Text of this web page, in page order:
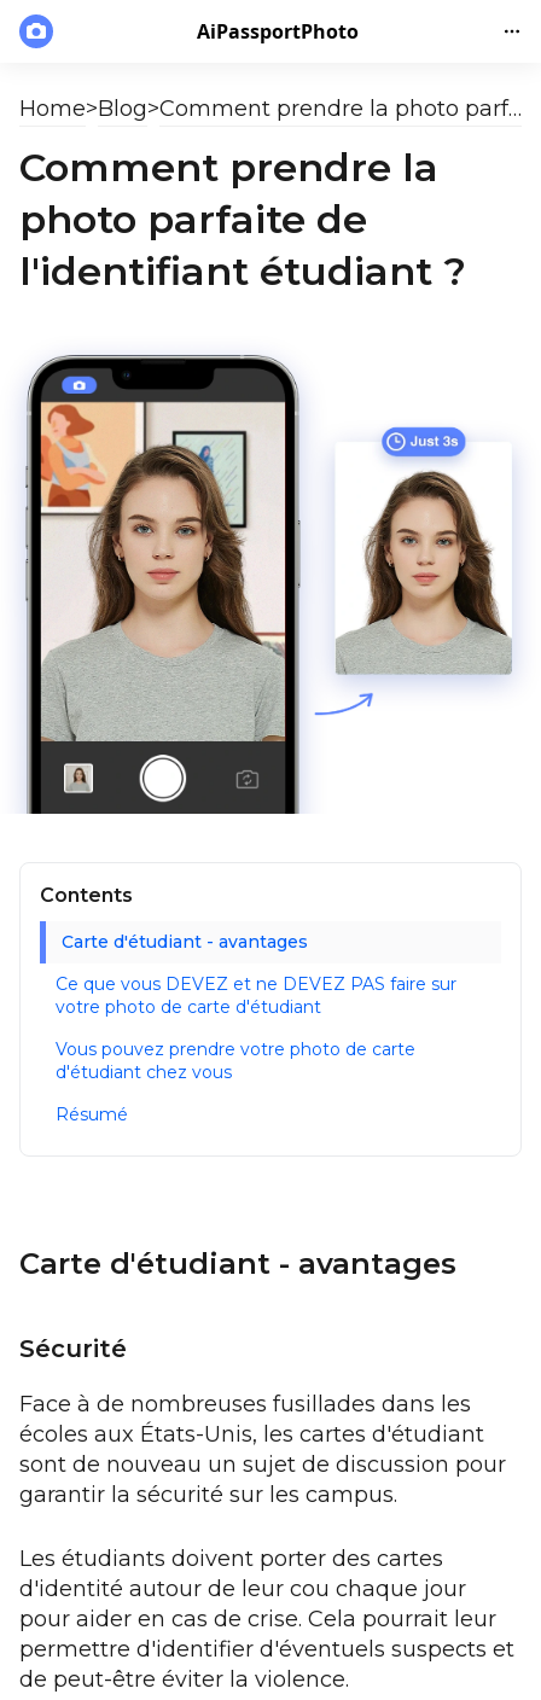
AiPassportPhoto
Home>Blog> Comment prendre la photo parfaite de l'identifiant étudiant ?
Comment prendre la
photo parfaite de
l'identifiant étudiant ?
Contents
Carte d'étudiant - avantages
Ce que vous DEVEZ et ne DEVEZ PAS faire sur
votre photo de carte d'étudiant
Vous pouvez prendre votre photo de carte
d'étudiant chez vous
Résumé
Carte d'étudiant - avantages
Sécurité
Face à de nombreuses fusillades dans les
écoles aux États-Unis, les cartes d'étudiant
sont de nouveau un sujet de discussion pour
garantir la sécurité sur les campus.
Les étudiants doivent porter des cartes
d'identité autour de leur cou chaque jour
pour aider en cas de crise. Cela pourrait leur
permettre d'identifier d'éventuels suspects et
de peut-être éviter la violence.